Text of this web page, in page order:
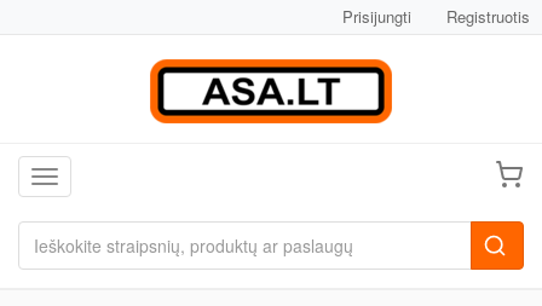
Prisijungti Registruotis
Toggle navigation